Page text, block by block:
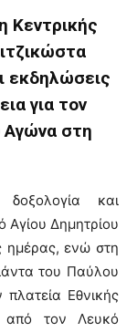
Κεντρικής
εκδηλώσεις
για τον
Αγώνα στη
και
Αγίου Δημητρίου
ημέρας, ενώ στη
του Παύλου
Εθνικής
από τον Λευκό